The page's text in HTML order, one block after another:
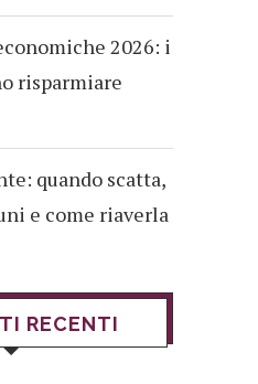
2026: i
risparmiare
quando scatta,
e come riaverla
RECENTI